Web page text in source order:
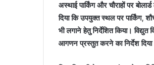
अस्थाई पार्किंग और चौराहों पर
दिया कि उपयुक्त स्थल पर पार्किंग,
भी लगाने हेतु निर्देशित किया।
आगणन प्रस्तुत करने का निर्देश